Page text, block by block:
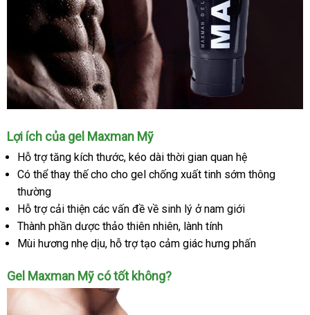
Gel
Maxman
hỗ
trợ
tăng
kích
thước
nổi
tiếng
đặt
Mỹ
Lợi ích giá
bán
của gel Maxman Mỹ
Hỗ trợ tăng kích thướckiểm
tra
, kéo dài thời gian quan hệ
Có thể thay thế cho cho gel chống xuất tinh sớm thông
thường
Hỗ trợ cải thiện giá
sỉ
các vấn đề về sinh lý ở nam giới
Thành phần dược thảo thiên nhiênkho
hàng
, lành tính
Mùi hương nhẹ dịuđịa
, hỗ trợ tạo cảm giác hưng phấn
Gel Maxman Mỹ có tốt không?